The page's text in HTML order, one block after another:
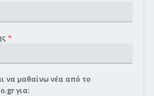
*
να μαθαίνω νέα από το
για: